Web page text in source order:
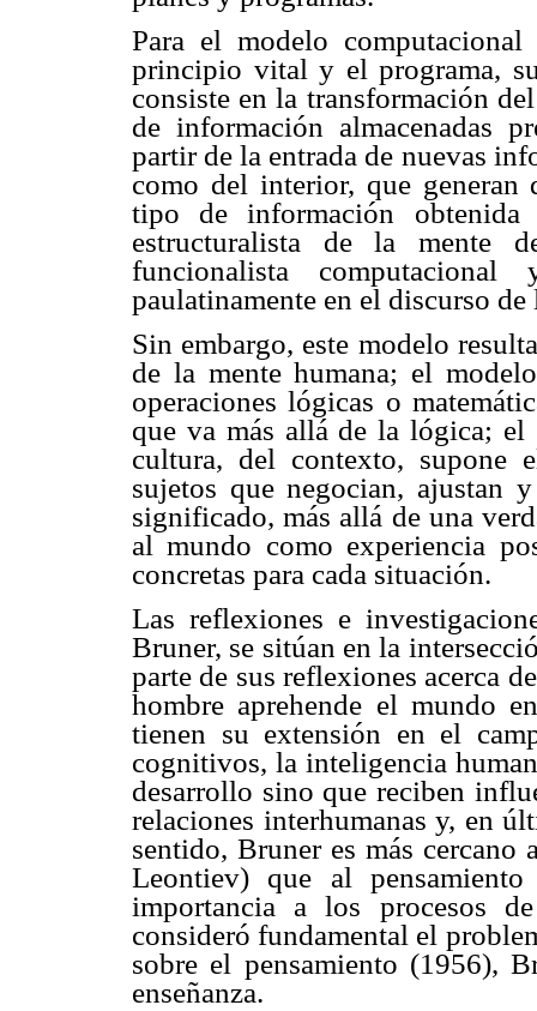
Para el modelo
principio vital y el programa,
consiste en la transformación
de información almacenadas
partir de la entrada de nuevas
como del interior, que generan
tipo de información
estructuralista de la mente
funcionalista
paulatinamente en el discurso de
Sin embargo, este modelo
de la mente humana; el
operaciones lógicas o
que va más allá de la lógica;
cultura, del contexto, supone
sujetos que negocian, ajustan
significado, más allá de una
al mundo como experiencia
concretas para cada situación.
Las reflexiones e
Bruner, se sitúan en la
parte de sus reflexiones acerca
hombre aprehende el mundo
tienen su extensión en el
cognitivos, la inteligencia
desarrollo sino que reciben
relaciones interhumanas y, en
sentido, Bruner es más
Leontiev) que al
importancia a los procesos
consideró fundamental el
sobre el pensamiento (1956),
enseñanza.